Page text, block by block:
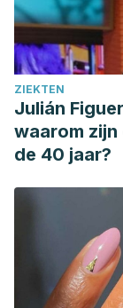
ZIEKTEN
Julián
waarom
de 40 jaar?